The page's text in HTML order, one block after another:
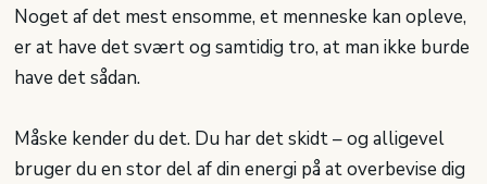
Noget af det mest ensomme, et menneske kan opleve,
er at have det svært og samtidig tro, at man ikke burde
have det sådan.
Måske kender du det. Du har det skidt – og alligevel
bruger du en stor del af din energi på at overbevise dig